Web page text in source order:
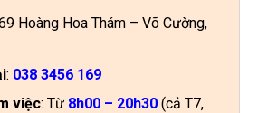
Hoàng Hoa Thám – Võ Cường,
: 038 3456 169
việc: Từ 8h00 – 20h30 (cả T7,